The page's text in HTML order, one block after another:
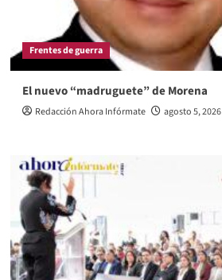
Frentes de guerra
El nuevo “madruguete” de Morena
Redacción Ahora Infórmate agosto 5, 2026